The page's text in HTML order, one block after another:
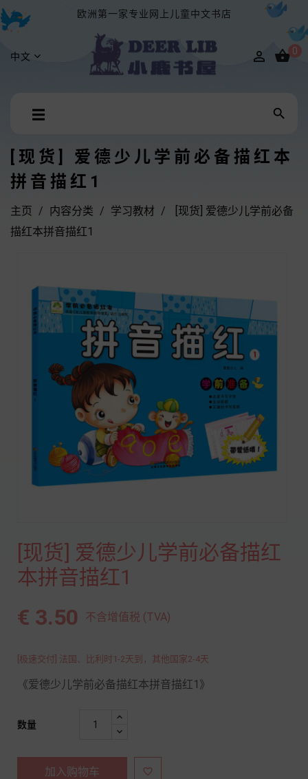
欧洲第一家专业网上儿童中文书店
中文  0
Toggle
☰ 
[现货] 爱德少儿学前必备描红本
拼音描红1
主页 内容分类 学习教材
[现货] 爱德少儿学前必备
描红本拼音描红1
[现货] 爱德少儿学前必备描红
本拼音描红1
€ 3.50 不含增值税 (TVA)
[极速交付] 法国、比利时1-2天到，其他国家2-4天
《爱德少儿学前必备描红本拼音描红1》
数量
加入购物车 